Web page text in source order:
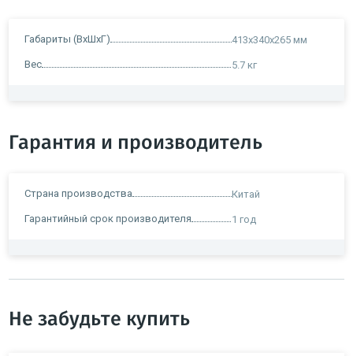
Габариты (ВxШxГ) 413х340x265 мм
Вес 5.7 кг
Гарантия и производитель
Страна производства Китай
Гарантийный срок производителя 1 год
Не забудьте купить